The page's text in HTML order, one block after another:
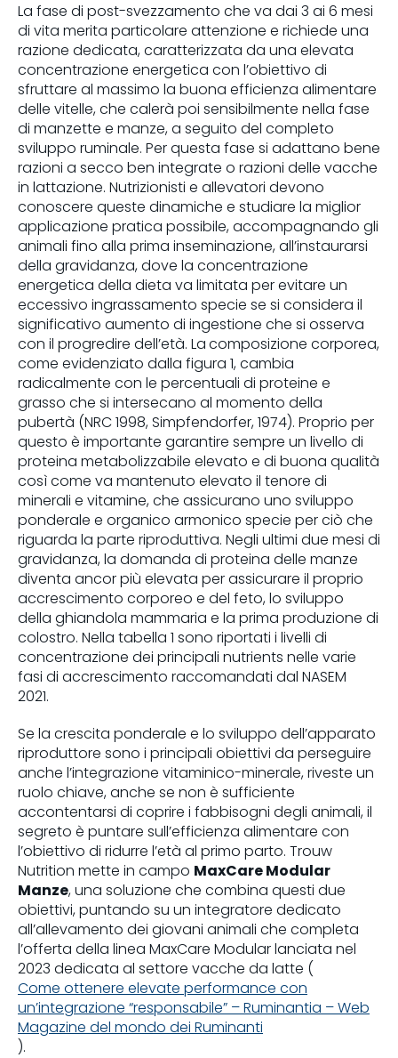
La fase di post-svezzamento che va dai 3 ai 6 mesi
di vita merita particolare attenzione e richiede una
razione dedicata, caratterizzata da una elevata
concentrazione energetica con l’obiettivo di
sfruttare al massimo la buona efficienza alimentare
delle vitelle, che calerà poi sensibilmente nella fase
di manzette e manze, a seguito del completo
sviluppo ruminale. Per questa fase si adattano bene
razioni a secco ben integrate o razioni delle vacche
in lattazione. Nutrizionisti e allevatori devono
conoscere queste dinamiche e studiare la miglior
applicazione pratica possibile, accompagnando gli
animali fino alla prima inseminazione, all’instaurarsi
della gravidanza, dove la concentrazione
energetica della dieta va limitata per evitare un
eccessivo ingrassamento specie se si considera il
significativo aumento di ingestione che si osserva
con il progredire dell’età. Lacomposizione corporea,
come evidenziato dalla figura 1, cambia
radicalmente con le percentuali di proteine e
grasso che si intersecano al momento della
pubertà (NRC 1998, Simpfendorfer, 1974). Proprio per
questo è importante garantire sempre un livello di
proteina metabolizzabile elevato e di buona qualità
così come va mantenuto elevato il tenore di
minerali e vitamine, che assicurano uno sviluppo
ponderale e organico armonico specie per ciò che
riguarda la parte riproduttiva. Negli ultimi due mesi di
gravidanza, la domanda di proteina delle manze
diventa ancor più elevata per assicurare il proprio
accrescimento corporeo e del feto, lo sviluppo
della ghiandola mammaria e la prima produzione di
colostro. Nella tabella 1 sono riportati i livelli di
concentrazione dei principali nutrients nelle varie
fasi di accrescimento raccomandati dal NASEM
2021.
Se la crescita ponderale e lo sviluppo dell’apparato
riproduttore sono i principali obiettivi da perseguire
anche l’integrazione vitaminico-minerale, riveste un
ruolo chiave, anche se non è sufficiente
accontentarsi di coprire i fabbisogni degli animali, il
segreto è puntare sull’efficienza alimentare con
l’obiettivo di ridurre l’età al primo parto. Trouw
Nutrition mette in campo MaxCare Modular
Manze, una soluzione che combina questi due
obiettivi, puntando su un integratore dedicato
all’allevamento dei giovani animali che completa
l’offerta della linea MaxCare Modular lanciata nel
2023 dedicata al settore vacche da latte (
Come ottenere elevate performance con
un’integrazione “responsabile” – Ruminantia – Web
Magazine del mondo dei Ruminanti
).